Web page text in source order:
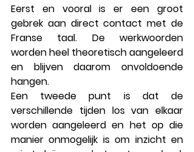
Eerst en vooral is er een groot
gebrek aan direct contact met de
Franse taal. De werkwoorden
worden heel theoretisch aangeleerd
en blijven daarom onvoldoende
hangen.
Een tweede punt is dat de
verschillende tijden los van elkaar
worden aangeleerd en het op die
manier onmogelijk is om inzicht en